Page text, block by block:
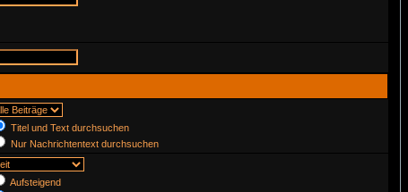
Titel und Text durchsuchen
Nur Nachrichtentext durchsuchen
Aufsteigend